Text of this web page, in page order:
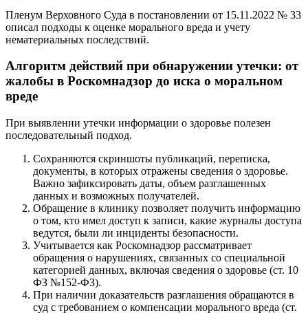
Пленум Верховного Суда в постановлении от 15.11.2022 № 33
описал подходы к оценке морального вреда и учету
нематериальных последствий.
Алгоритм действий при обнаружении утечки: от
жалобы в Роскомнадзор до иска о моральном
вреде
При выявлении утечки информации о здоровье полезен
последовательный подход.
Сохраняются скриншоты публикаций, переписка,
документы, в которых отражены сведения о здоровье.
Важно зафиксировать даты, объем разглашенных
данных и возможных получателей.
Обращение в клинику позволяет получить информацию
о том, кто имел доступ к записи, какие журналы доступа
ведутся, были ли инциденты безопасности.
Учитывается как Роскомнадзор рассматривает
обращения о нарушениях, связанных со специальной
категорией данных, включая сведения о здоровье (ст. 10
ФЗ №152‑ФЗ).
При наличии доказательств разглашения обращаются в
суд с требованием о компенсации морального вреда (ст.